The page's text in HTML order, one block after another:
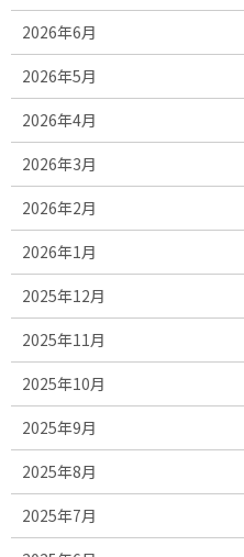
2026年6月
2026年5月
2026年4月
2026年3月
2026年2月
2026年1月
2025年12月
2025年11月
2025年10月
2025年9月
2025年8月
2025年7月